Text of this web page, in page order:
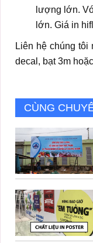
lượng lớn.
lớn. Giá in
Liên hệ chúng tôi
decal, bạt 3m
CÙNG